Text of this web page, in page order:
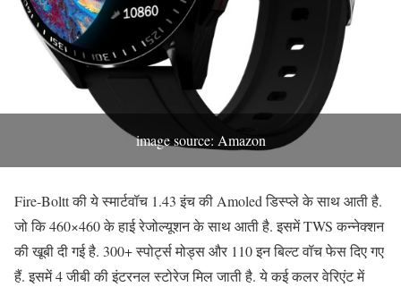
image source: Amazon
Fire-Boltt की ये स्मार्टवॉच 1.43 इंच की Amoled डिस्प्ले के साथ आती है.
जो कि 460×460 के हाई रेजोल्यूशन के साथ आती है. इसमें TWS कन्नेक्शन
की खूबी दी गई है. 300+ स्पोर्ट्स मोड्स और 110 इन बिल्ट वॉच फेस दिए गए
हैं. इसमें 4 जीबी की इंटरनल स्टोरेज मिल जाती है. ये कई कलर वेरिएंट में